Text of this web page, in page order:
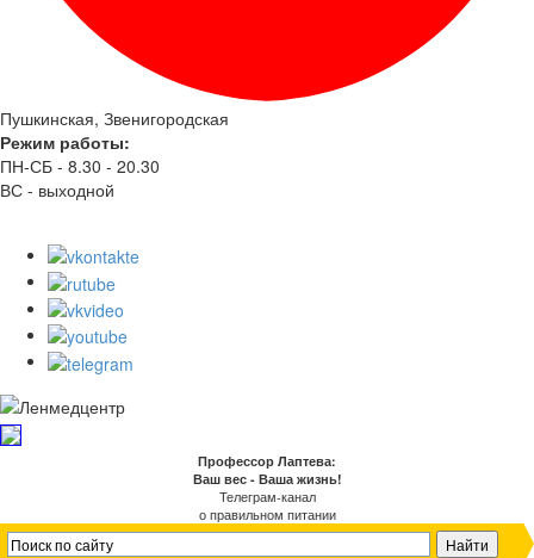
Пушкинская, Звенигородская
Режим работы:
ПН-СБ - 8.30 - 20.30
ВС - выходной
Профессор Лаптева:
Ваш вес - Ваша жизнь!
Телеграм-канал
о правильном питании